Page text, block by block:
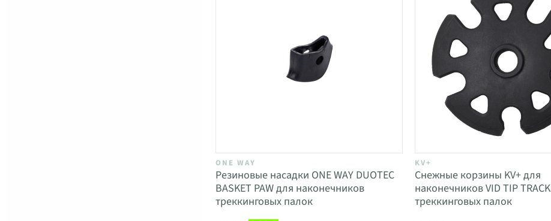
ONE WAY
Резиновые насадки ONE WAY DUOTEC
BASKET PAW для наконечников
треккинговых палок
KV+
Снежные корзины KV+ для
наконечников VID TIP TRACK
треккинговых палок